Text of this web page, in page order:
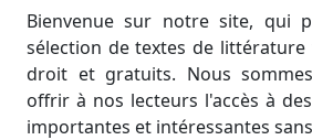
Bienvenue sur notre site, qui
sélection de textes de
droit et gratuits. Nous
offrir à nos lecteurs l'accès à
importantes et intéressantes